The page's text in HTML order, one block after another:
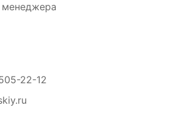
менеджера
22-12